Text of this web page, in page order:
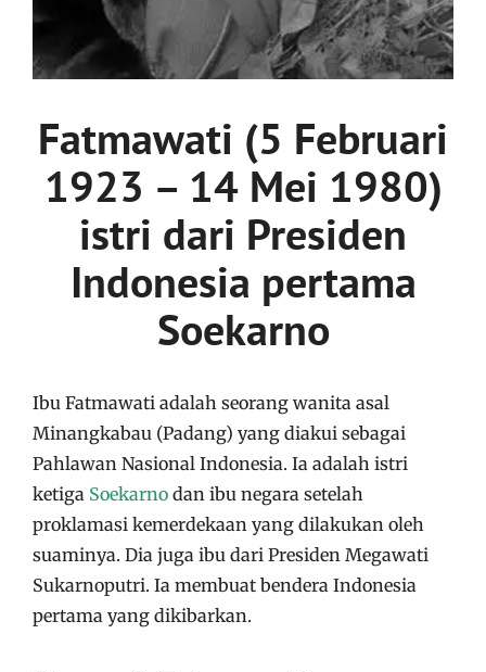
Fatmawati (5 Februari
1923 – 14 Mei 1980)
istri dari Presiden
Indonesia pertama
Soekarno
Ibu Fatmawati adalah seorang wanita asal
Minangkabau (Padang) yang diakui sebagai
Pahlawan Nasional Indonesia. Ia adalah istri
ketiga Soekarno dan ibu negara setelah
proklamasi kemerdekaan yang dilakukan oleh
suaminya. Dia juga ibu dari Presiden Megawati
Sukarnoputri. Ia membuat bendera Indonesia
pertama yang dikibarkan.